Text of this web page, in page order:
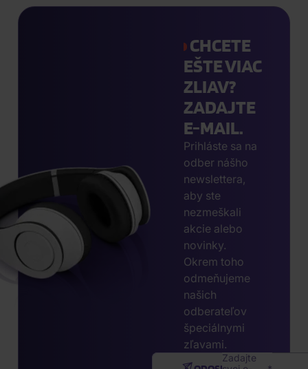
CHCETE
EŠTE VIAC
ZLIAV?
ZADAJTE
E-MAIL.
Prihláste sa na
odber nášho
newslettera,
aby ste
nezmeškali
akcie alebo
novinky.
Okrem toho
odmeňujeme
našich
odberateľov
špeciálnymi
zľavami.
Zadajte